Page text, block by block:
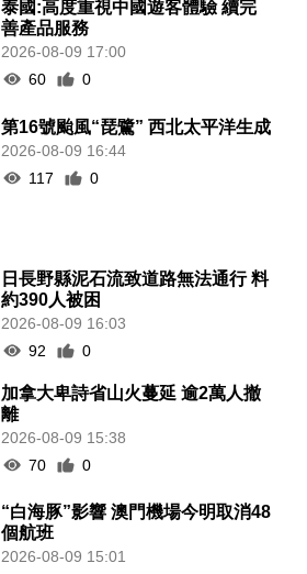
泰國:高度重視中國遊客體驗 續完
善產品服務
2026-08-09 17:00
60
0
第16號颱風“琵鷺” 西北太平洋生成
2026-08-09 16:44
117
0
日長野縣泥石流致道路無法通行 料
約390人被困
2026-08-09 16:03
92
0
加拿大卑詩省山火蔓延 逾2萬人撤
離
2026-08-09 15:38
70
0
“白海豚”影響 澳門機場今明取消48
個航班
2026-08-09 15:01